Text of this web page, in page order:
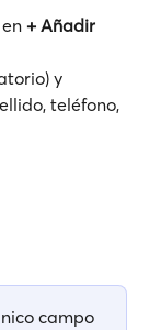
+ Añadir
y
teléfono,
campo